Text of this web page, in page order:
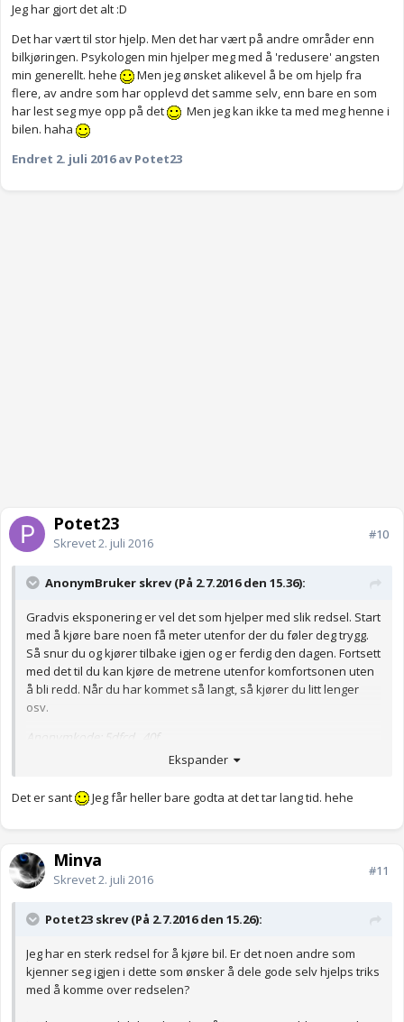
Jeg har gjort det alt :D
Det har vært til stor hjelp. Men det har vært på andre områder enn
bilkjøringen. Psykologen min hjelper meg med å 'redusere' angsten
min generellt. hehe
Men jeg ønsket alikevel å be om hjelp fra
flere, av andre som har opplevd det samme selv, enn bare en som
har lest seg mye opp på det
Men jeg kan ikke ta med meg henne i
bilen. haha
Endret 2. juli 2016av Potet23
Potet23
Skrevet2. juli 2016
#10
AnonymBruker skrev (På 2.7.2016 den 15.36):
Gradvis eksponering er vel det som hjelper med slik redsel. Start
med å kjøre bare noen få meter utenfor der du føler deg trygg.
Så snur du og kjører tilbake igjen og er ferdig den dagen. Fortsett
med det til du kan kjøre de metrene utenfor komfortsonen uten
å bli redd. Når du har kommet så langt, så kjører du litt lenger
osv.
Anonymkode: 5dfcd...40f
Ekspander
Det er sant Jeg får heller bare godta at det tar lang tid. hehe
Minya
Skrevet2. juli 2016
#11
Potet23 skrev (På 2.7.2016 den 15.26):
Jeg har en sterk redsel for å kjøre bil. Er det noen andre som
kjenner seg igjen i dette som ønsker å dele gode selv hjelps triks
med å komme over redselen?